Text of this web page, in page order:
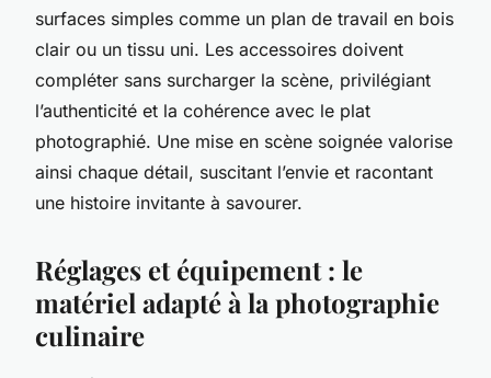
surfaces simples comme un plan de travail en bois
clair ou un tissu uni. Les accessoires doivent
compléter sans surcharger la scène, privilégiant
l’authenticité et la cohérence avec le plat
photographié. Une mise en scène soignée valorise
ainsi chaque détail, suscitant l’envie et racontant
une histoire invitante à savourer.
Réglages et équipement : le
matériel adapté à la photographie
culinaire